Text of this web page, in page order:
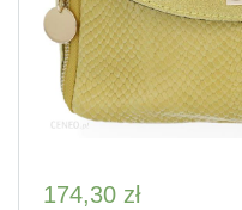
174,30 zł